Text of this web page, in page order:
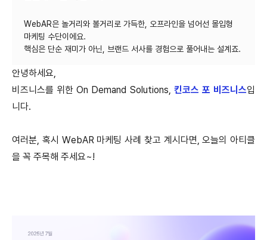
WebAR은 놀거리와 볼거리로 가득한, 오프라인을 넘어선 몰입형
마케팅 수단이에요.
안녕하세요,
비즈니스를 위한 On Demand Solutions, 킨코스 포 비즈니스입
니다.
여러분, 혹시 WebAR 마케팅 사례 찾고 계시다면, 오늘의 아티클
을 꼭 주목해 주세요~!